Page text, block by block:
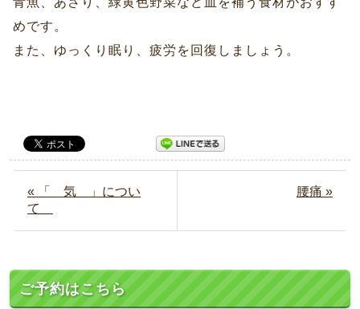
めです。
また、ゆっくり眠り、疲労を回復しましょう。
« 「 気 」につい
て
腰痛 »
ご予約はこちら